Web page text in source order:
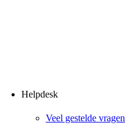
Helpdesk
Veel gestelde vragen